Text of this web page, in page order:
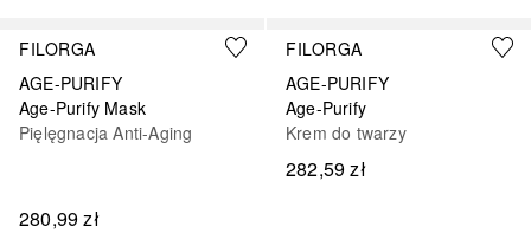
FILORGA
AGE-PURIFY
Age-Purify Mask
Pięlęgnacja Anti-Aging
280,99 zł
FILORGA
AGE-PURIFY
Age-Purify
Krem do twarzy
282,59 zł